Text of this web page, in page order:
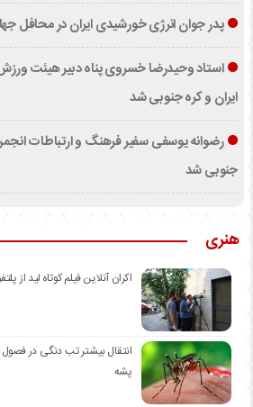
پدر جوان انرژی خورشیدی ایران در محافل
استاد وحیدرضا خسروی پناه دبیر هیئت
ایران و کره جنوبی شد
رضوانه یوسفی سفیر فرهنگ و ارتباطات
جنوبی شد
هنری
اکران آنلاین فیلم کوتاه لید از
انتقال بیشتر تب دنگی در فصول
پشه